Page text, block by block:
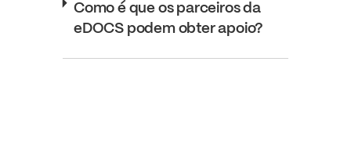
Como é que os parceiros da
eDOCS podem obter apoio?